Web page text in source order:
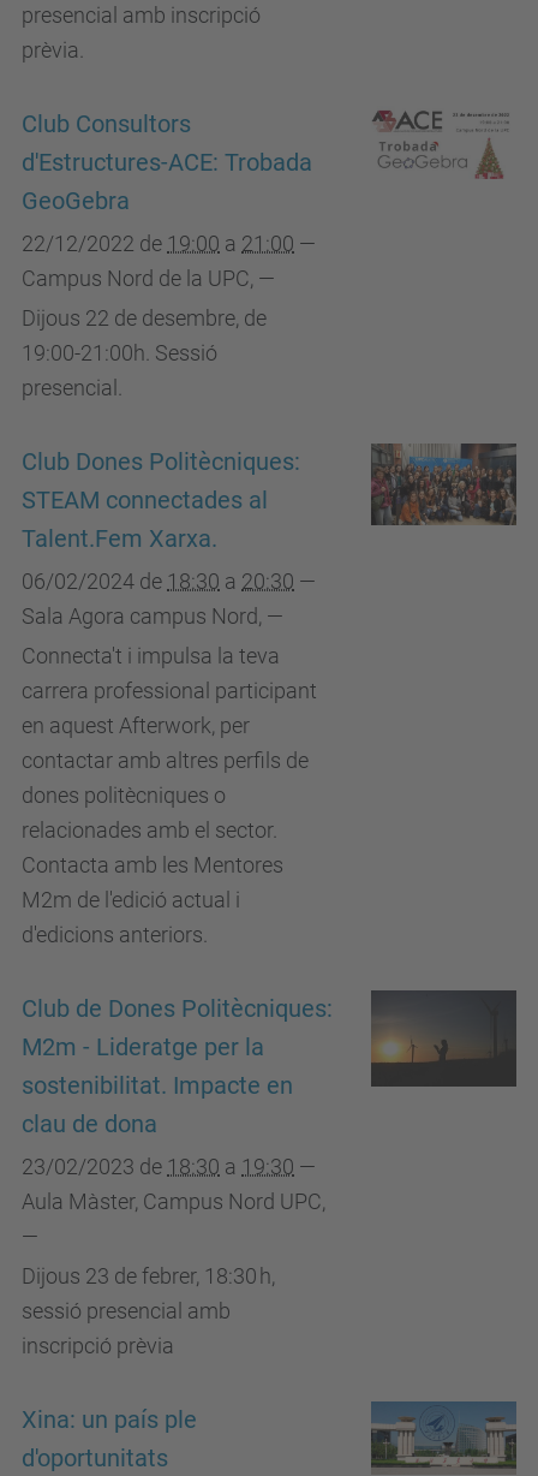
presencial amb inscripció
prèvia.
Club Consultors
d'Estructures-ACE: Trobada
GeoGebra
22/12/2022 de 19:00 a 21:00 —
Campus Nord de la UPC, —
Dijous 22 de desembre, de
19:00-21:00h. Sessió
presencial.
Club Dones Politècniques:
STEAM connectades al
Talent.Fem Xarxa.
06/02/2024 de 18:30 a 20:30 —
Sala Agora campus Nord, —
Connecta't i impulsa la teva
carrera professional participant
en aquest Afterwork, per
contactar amb altres perfils de
dones politècniques o
relacionades amb el sector.
Contacta amb les Mentores
M2m de l'edició actual i
d'edicions anteriors.
Club de Dones Politècniques:
M2m - Lideratge per la
sostenibilitat. Impacte en
clau de dona
23/02/2023 de 18:30 a 19:30 —
Aula Màster, Campus Nord UPC,
—
Dijous 23 de febrer, 18:30 h,
sessió presencial amb
inscripció prèvia
Xina: un país ple
d'oportunitats